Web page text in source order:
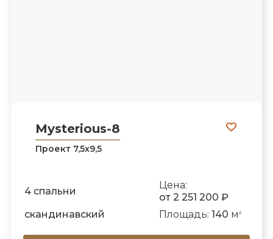
Mysterious-8
Проект 7,5х9,5
4 спальни
Цена:
от 2 251 200 ₽
скандинавский
Площадь: 140 м 2